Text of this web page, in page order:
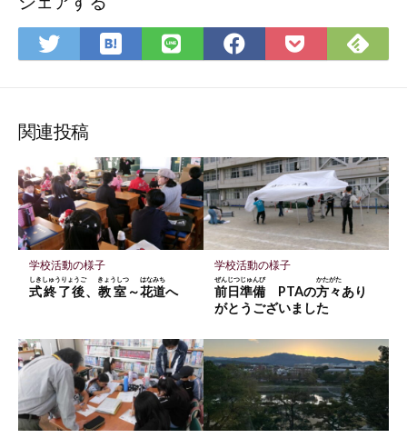
Twitter
ェ
は
ッ
ク
マ
ー
ク
に
保
存
LINE
ア
Facebook
ア
Pocket
Feedly
関連投稿
学校活動の様子
式終了後
しきしゅうりょうご
、 教室
きょうしつ
～花道
はなみち
へ
学校活動の様子
前日準備
ぜんじつじゅんび
PTAの方々
かたがた
あり
がとうございました